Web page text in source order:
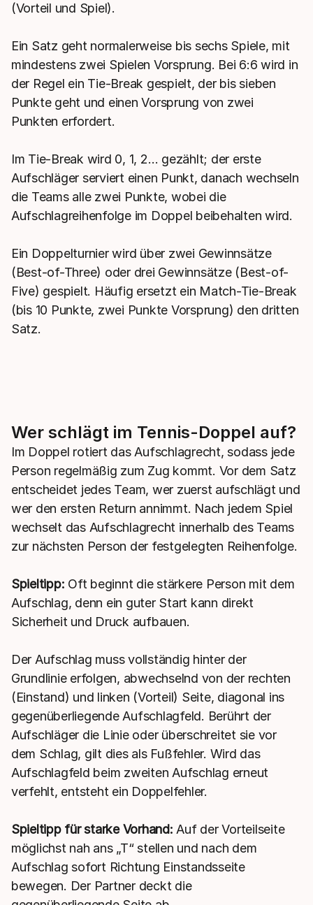
(Vorteil und Spiel).
Ein Satz geht normalerweise bis sechs Spiele, mit
mindestens zwei Spielen Vorsprung. Bei 6:6 wird in
der Regel ein Tie-Break gespielt, der bis sieben
Punkte geht und einen Vorsprung von zwei
Punkten erfordert.
Im Tie-Break wird 0, 1, 2… gezählt; der erste
Aufschläger serviert einen Punkt, danach wechseln
die Teams alle zwei Punkte, wobei die
Aufschlagreihenfolge im Doppel beibehalten wird.
Ein Doppelturnier wird über zwei Gewinnsätze
(Best-of-Three) oder drei Gewinnsätze (Best-of-
Five) gespielt. Häufig ersetzt ein Match-Tie-Break
(bis 10 Punkte, zwei Punkte Vorsprung) den dritten
Satz.
Wer schlägt im Tennis-Doppel auf?
Im Doppel rotiert das Aufschlagrecht, sodass jede
Person regelmäßig zum Zug kommt. Vor dem Satz
entscheidet jedes Team, wer zuerst aufschlägt und
wer den ersten Return annimmt. Nach jedem Spiel
wechselt das Aufschlagrecht innerhalb des Teams
zur nächsten Person der festgelegten Reihenfolge.
Spieltipp: Oft beginnt die stärkere Person mit dem
Aufschlag, denn ein guter Start kann direkt
Sicherheit und Druck aufbauen.
Der Aufschlag muss vollständig hinter der
Grundlinie erfolgen, abwechselnd von der rechten
(Einstand) und linken (Vorteil) Seite, diagonal ins
gegenüberliegende Aufschlagfeld. Berührt der
Aufschläger die Linie oder überschreitet sie vor
dem Schlag, gilt dies als Fußfehler. Wird das
Aufschlagfeld beim zweiten Aufschlag erneut
verfehlt, entsteht ein Doppelfehler.
Spieltipp für starke Vorhand: Auf der Vorteilseite
möglichst nah ans „T“ stellen und nach dem
Aufschlag sofort Richtung Einstandsseite
bewegen. Der Partner deckt die